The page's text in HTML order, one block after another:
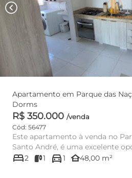
chevron_left
Apartamento em Parque das
Dorms
R$ 350.000 /venda
Cód: 56477
Este apartamento à venda no
Santo André, é uma excelente
busca conforto, p...
bed2 1 directions_car1 other_houses48,00 m²